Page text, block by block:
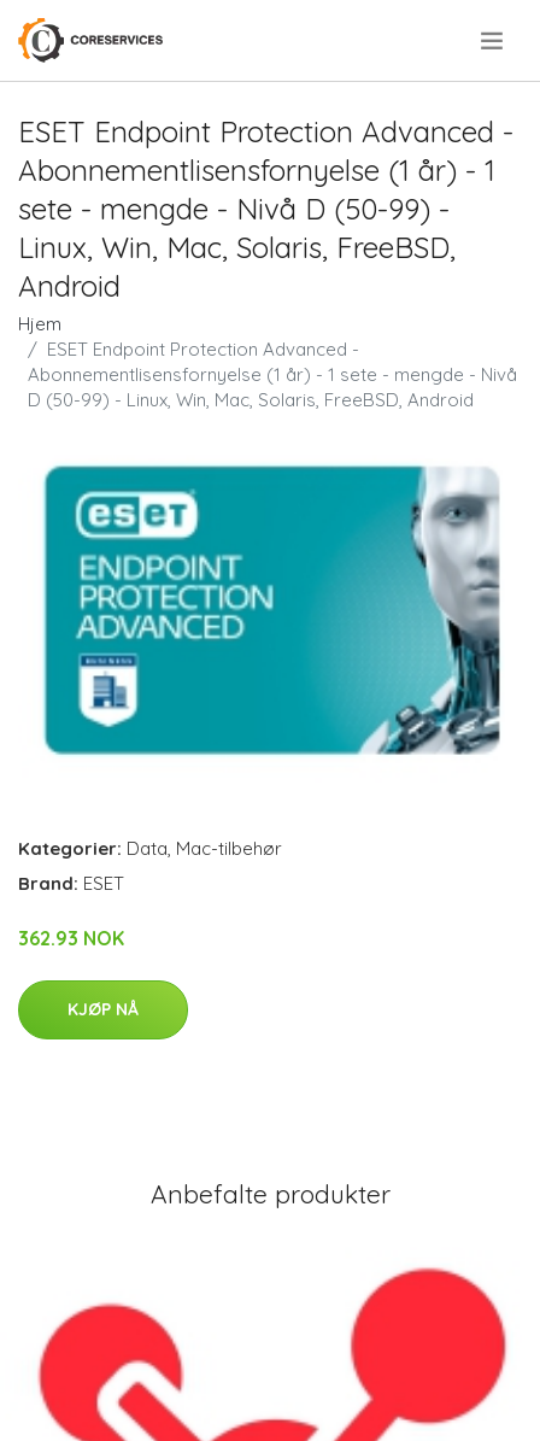
ESET Endpoint Protection Advanced -
Abonnementlisensfornyelse (1 år) - 1
sete - mengde - Nivå D (50-99) -
Linux, Win, Mac, Solaris, FreeBSD,
Android
Hjem
ESET Endpoint Protection Advanced -
Abonnementlisensfornyelse (1 år) - 1 sete - mengde - Nivå
D (50-99) - Linux, Win, Mac, Solaris, FreeBSD, Android
Kategorier: Data Mac-tilbehør
Brand: ESET
362.93 NOK
KJØP NÅ
Anbefalte produkter